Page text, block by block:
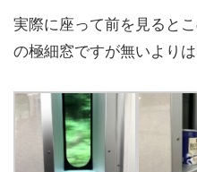
実際に座って前を見ると
の極細窓ですが無いよりは